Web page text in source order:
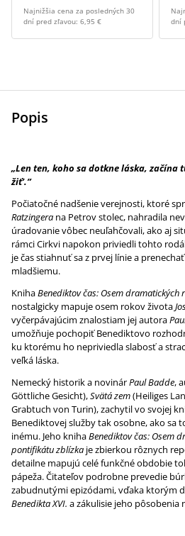
Najnižšia cena za posledných 30
dní pred zľavou: 6,95 €
dní
Popis
„Len ten, koho sa dotkne láska, začína
žiť’.”
Počiatočné nadšenie verejnosti, ktoré
Ratzingera na Petrov stolec, nahradila
úradovanie vôbec neuľahčovali, ako aj
rámci Cirkvi napokon priviedli tohto
je čas stiahnuť sa z prvej línie a
mladšiemu.
KnihaBenediktov čas: Osem
nostalgicky mapuje osem rokov života
vyčerpávajúcim znalostiam jej autora
umožňuje pochopiť Benediktovo
ku ktorému ho nepriviedla slabosť a
veľká láska.
Nemecký historik a novinárPaul Badde,
Göttliche Gesicht),Svätá zem(Heiliges
Grabtuch von Turin), zachytil vo svojej
Benediktovej služby tak osobne, ako sa
inému. Jeho knihaBenediktov čas: Osem
pontifikátu zblízka je zbierkou rôznych
detailne mapujú celé funkčné obdobie
pápeža. Čitateľov podrobne prevedie
zabudnutými epizódami, vďaka ktorým
Benedikta XVI. a zákulisie jeho pôsobenia